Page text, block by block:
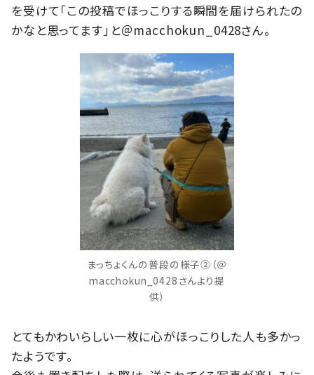
を受けて「この投稿でほっこりする瞬間を届けられたの
かなと思ってます」と＠macchokun_0428さん。
まっちょくんの普段の様子②（＠
macchokun_0428さんより提
供）
とてもかわいらしい一枚に心がほっこりした人も多かっ
たようです。